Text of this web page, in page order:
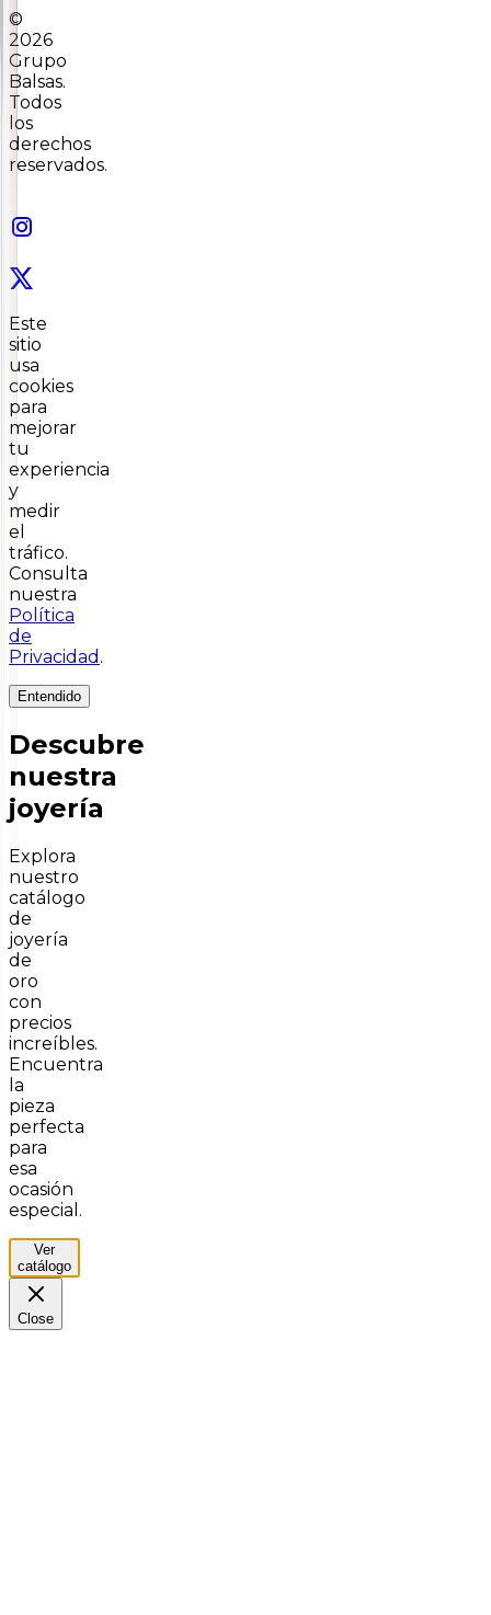
©
2026
Grupo
Balsas.
Todos
los
derechos
reservados.
Este
sitio
usa
cookies
para
mejorar
tu
experiencia
y
medir
el
tráfico.
Consulta
nuestra
Política
de
Privacidad .
Entendido
Descubre
nuestra
joyería
Explora
nuestro
catálogo
de
joyería
de
oro
con
precios
increíbles.
Encuentra
la
pieza
perfecta
para
esa
ocasión
especial.
Ver
catálogo
Close